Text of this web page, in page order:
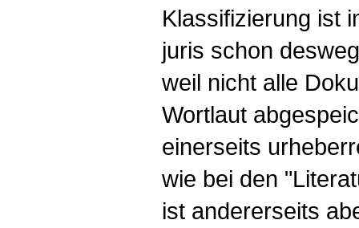
Klassifizierung ist
juris schon
weil nicht alle
Wortlaut
einerseits
wie bei den
ist andererseits